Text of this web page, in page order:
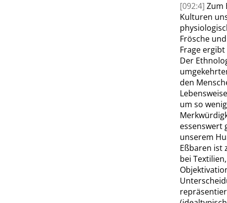
[092:4] Zum
Kulturen
Frösche und
Frage
Der
den
um so
essenswert
unserem
Eßbaren ist
bei